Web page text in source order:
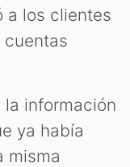
a los clientes
cuentas
información
ya había
misma